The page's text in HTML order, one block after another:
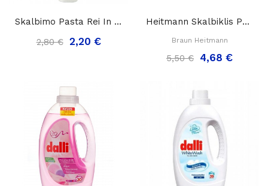
Skalbimo Pasta Rei In Der Tube Kelionėms Ir...
2,80 € 2,20 €
Heitmann Skalbiklis Pūkų Ir Plunksnų Turintiems...
Braun Heitmann
5,50 € 4,68 €